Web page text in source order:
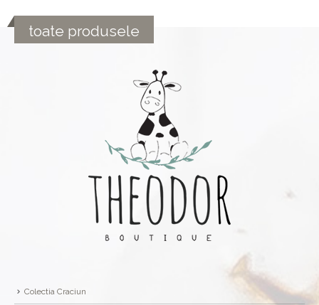
toate produsele
Colectia Craciun